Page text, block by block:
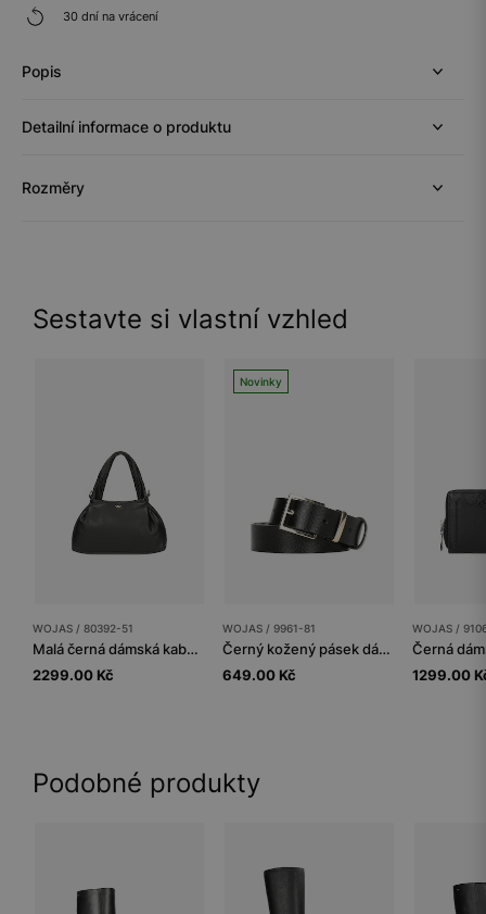
30 dní na vrácení
Popis
Detailní informace o produktu
Rozměry
Sestavte si vlastní vzhled
WOJAS / 80392-51
Malá černá dámská kabelka z hladké kůže
2299.00 Kč
Novinky
WOJAS / 9961-81
Černý kožený pásek dámský se zlatou přezkou
649.00 Kč
WOJAS /
1299.00
Podobné produkty